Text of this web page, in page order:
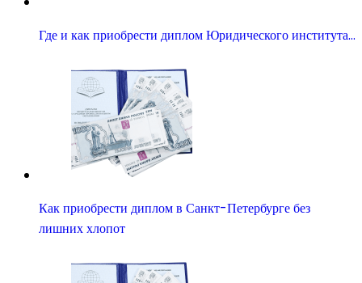
Где и как приобрести диплом Юридического института…
Как приобрести диплом в Санкт-Петербурге без
лишних хлопот